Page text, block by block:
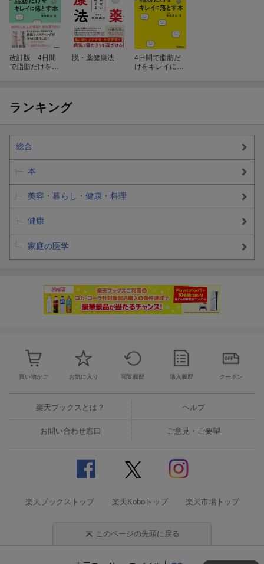
改訂版 4日間
で脂肪だけをキ
脱・薬健康法
4日間で脂肪だ
けをキレイに落
ランキング
総合
本
美容・暮らし・健康・料理
健康
家庭の医学
買い物かご お気に入り 閲覧履歴 購入履歴 クーポン
楽天ブックスとは？ ヘルプ
お問い合わせ窓口 ご意見・ご要望
楽天ブックストップ 楽天Koboトップ 楽天市場トップ
このページの先頭に戻る